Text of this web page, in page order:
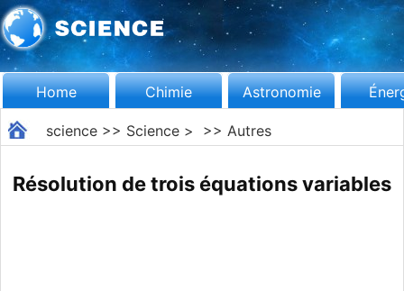
Home Chimie Astronomie
science>> Science> >> Autres
Résolution de trois équations variables